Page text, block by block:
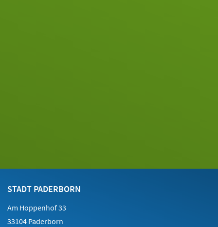
STADT PADERBORN
Am Hoppenhof 33
33104 Paderborn